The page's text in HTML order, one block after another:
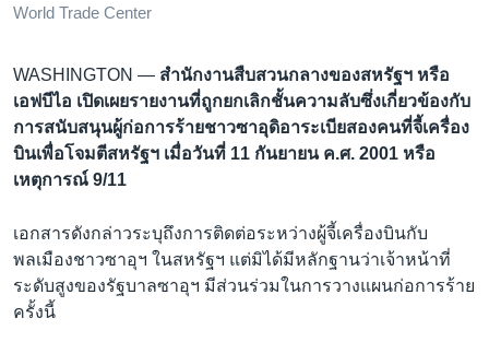
เลือกภาษา
World Trade Center
WASHINGTON — สำนักงานสืบสวนกลางของสหรัฐฯ หรือ
เอฟบีไอ เปิดเผยรายงานที่ถูกยกเลิกชั้นความลับซึ่งเกี่ยวข้องกับ
การสนับสนุนผู้ก่อการร้ายชาวซาอุดิอาระเบียสองคนที่จี้เครื่อง
บินเพื่อโจมตีสหรัฐฯ เมื่อวันที่ 11 กันยายน ค.ศ. 2001 หรือ
เหตุการณ์ 9/11
เอกสารดังกล่าวระบุถึงการติดต่อระหว่างผู้จี้เครื่องบินกับ
พลเมืองชาวซาอุฯ ในสหรัฐฯ แต่มิได้มีหลักฐานว่าเจ้าหน้าที่
ระดับสูงของรัฐบาลซาอุฯ มีส่วนร่วมในการวางแผนก่อการร้าย
ครั้งนี้